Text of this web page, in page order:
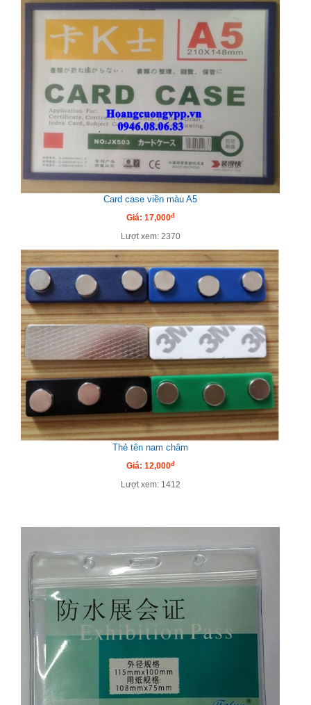
Card case viền màu A5
Giá: 17,000đ
Lượt xem: 2370
Thẻ tên nam châm
Giá: 12,000đ
Lượt xem: 1412